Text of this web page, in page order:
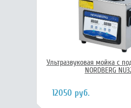
Ультразвуковая мойка с
NORDBERG
12050 руб.